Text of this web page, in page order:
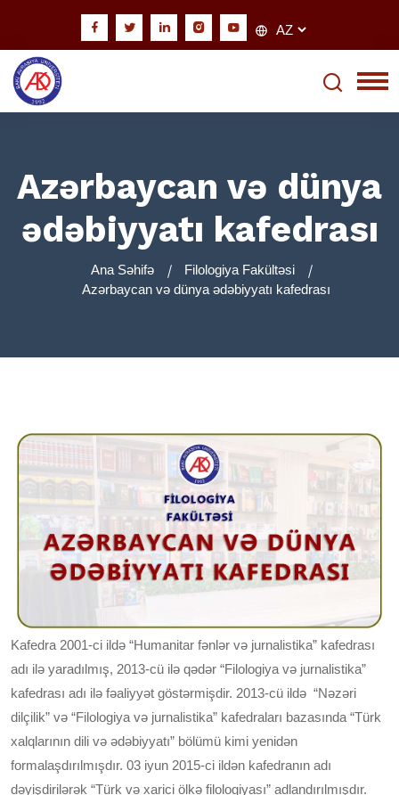
Azərbaycan və dünya
ədəbiyyatı kafedrası
Ana Səhifə
Filologiya Fakültəsi
Azərbaycan və dünya ədəbiyyatı kafedrası
Kafedra 2001-ci ildə “Humanitar fənlər və jurnalistika” kafedrası
adı ilə yaradılmış, 2013-cü ilə qədər “Filologiya və jurnalistika”
kafedrası adı ilə fəaliyyət göstərmişdir. 2013-cü ildə “Nəzəri
dilçilik” və “Filologiya və jurnalistika” kafedraları bazasında “Türk
xalqlarının dili və ədəbiyyatı” bölümü kimi yenidən
formalaşdırılmışdır. 03 iyun 2015-ci ildən kafedranın adı
dəyişdirilərək “Türk və xarici ölkə filologiyası” adlandırılmışdır.